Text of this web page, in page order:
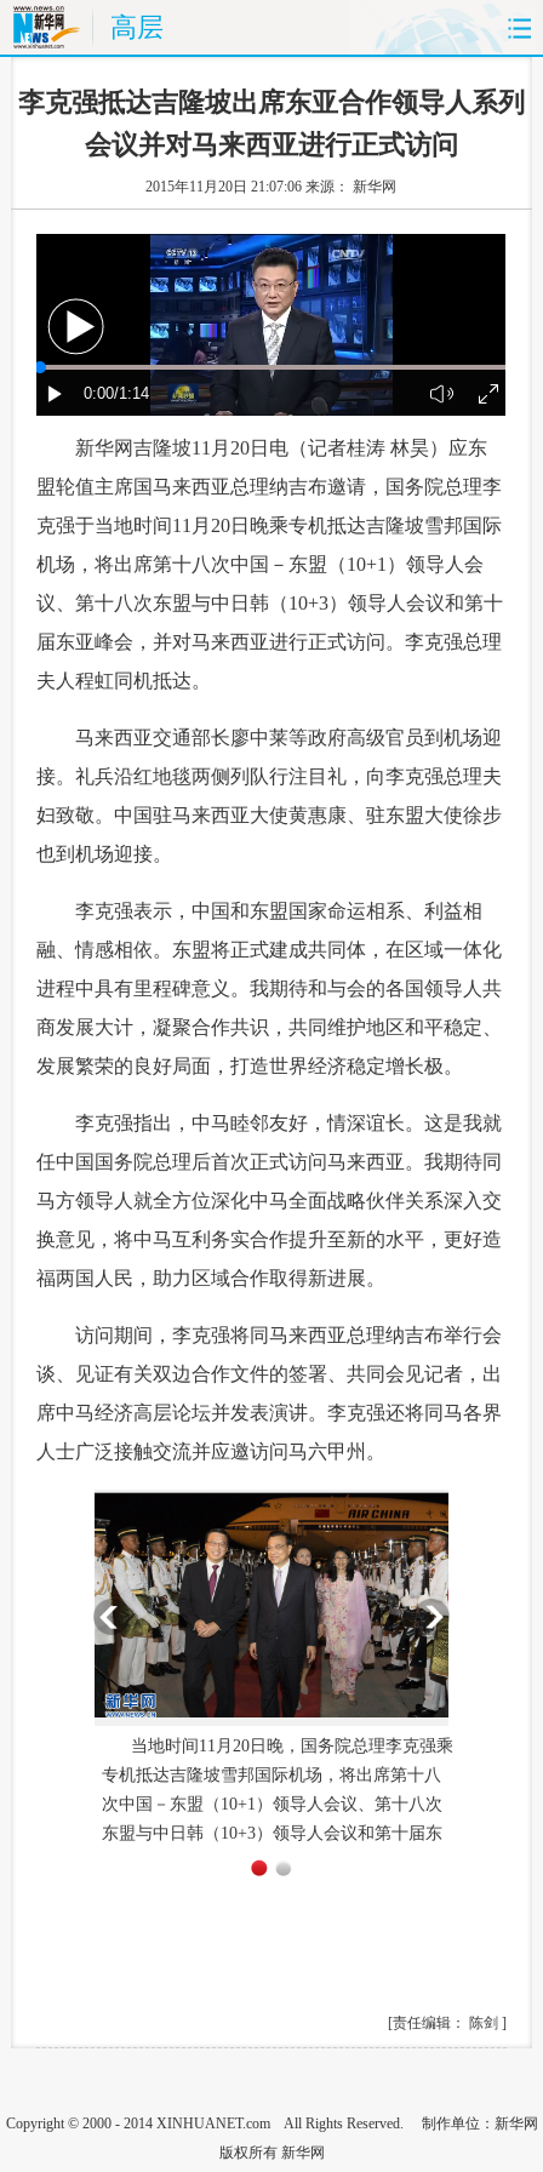
高层
首页 时政 国际 财经
娱乐 体育 人事
时尚 思客 地方 法治
台湾 华人
科技 能源 房产
图片 视频 彩票 食品
旅游 健康 信息化 数据
金融 公益 军事 无人机
新华电视中文 新华电视英文 返回PC
李克强抵达吉隆坡出席东亚合作领导人系列
会议并对马来西亚进行正式访问
2015年11月20日 21:07:06来源： 新华网
新华网吉隆坡11月20日电（记者桂涛 林昊）应东
盟轮值主席国马来西亚总理纳吉布邀请，国务院总理李
克强于当地时间11月20日晚乘专机抵达吉隆坡雪邦国际
机场，将出席第十八次中国－东盟（10+1）领导人会
议、第十八次东盟与中日韩（10+3）领导人会议和第十
届东亚峰会，并对马来西亚进行正式访问。李克强总理
夫人程虹同机抵达。
马来西亚交通部长廖中莱等政府高级官员到机场迎
接。礼兵沿红地毯两侧列队行注目礼，向李克强总理夫
妇致敬。中国驻马来西亚大使黄惠康、驻东盟大使徐步
也到机场迎接。
李克强表示，中国和东盟国家命运相系、利益相
融、情感相依。东盟将正式建成共同体，在区域一体化
进程中具有里程碑意义。我期待和与会的各国领导人共
商发展大计，凝聚合作共识，共同维护地区和平稳定、
发展繁荣的良好局面，打造世界经济稳定增长极。
李克强指出，中马睦邻友好，情深谊长。这是我就
任中国国务院总理后首次正式访问马来西亚。我期待同
马方领导人就全方位深化中马全面战略伙伴关系深入交
换意见，将中马互利务实合作提升至新的水平，更好造
福两国人民，助力区域合作取得新进展。
访问期间，李克强将同马来西亚总理纳吉布举行会
谈、见证有关双边合作文件的签署、共同会见记者，出
席中马经济高层论坛并发表演讲。李克强还将同马各界
人士广泛接触交流并应邀访问马六甲州。
当地时间11月20日晚，国务院总理李克强乘
专机抵达吉隆坡雪邦国际机场，将出席第十八
次中国－东盟（10+1）领导人会议、第十八次
东盟与中日韩（10+3）领导人会议和第十届东
亚峰会，并对马来西亚进行正式访问。新华社
[责任编辑： 陈剑 ]
Copyright © 2000 - 2014 XINHUANET.com All Rights Reserved. 制作单位：新华网
版权所有 新华网